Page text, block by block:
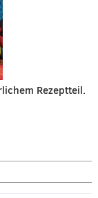
Rezeptteil.